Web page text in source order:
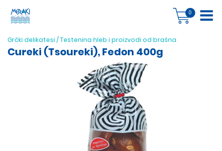
0
Grčki delikatesi /Testenina hleb i proizvodi od brašna
Cureki (Tsoureki), Fedon 400g